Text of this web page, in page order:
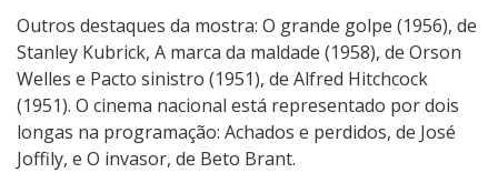
Outros destaques da mostra: O grande golpe (1956), de
Stanley Kubrick, A marca da maldade (1958), de Orson
Welles e Pacto sinistro (1951), de Alfred Hitchcock
(1951). O cinema nacional está representado por dois
longas na programação: Achados e perdidos, de José
Joffily, e O invasor, de Beto Brant.